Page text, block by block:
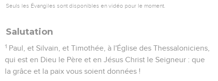
Seuls les Évangiles sont disponibles en vidéo pour le moment.
Salutation
1 Paul, et Silvain, et Timothée, à l'Église des Thessaloniciens,
qui est en Dieu le Père et en Jésus Christ le Seigneur : que
la grâce et la paix vous soient données !